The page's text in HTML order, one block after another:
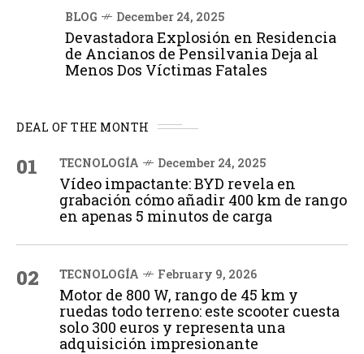
BLOG December 24, 2025
Devastadora Explosión en Residencia
de Ancianos de Pensilvania Deja al
Menos Dos Víctimas Fatales
DEAL OF THE MONTH
01 TECNOLOGÍA December 24, 2025
Vídeo impactante: BYD revela en
grabación cómo añadir 400 km de rango
en apenas 5 minutos de carga
02 TECNOLOGÍA February 9, 2026
Motor de 800 W, rango de 45 km y
ruedas todo terreno: este scooter cuesta
solo 300 euros y representa una
adquisición impresionante